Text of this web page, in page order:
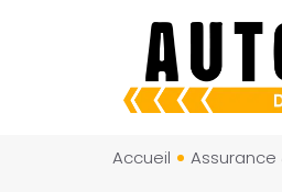
Accueil